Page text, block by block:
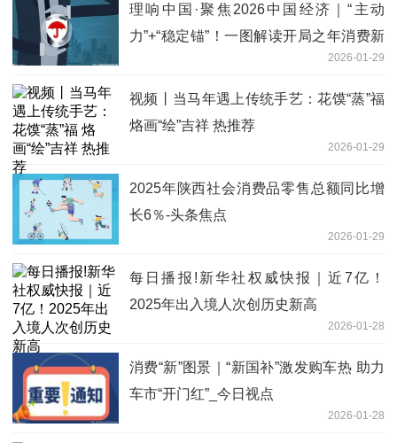
理响中国·聚焦2026中国经济｜“主动
力”+“稳定锚”！一图解读开局之年消费新
2026-01-29
视频丨当马年遇上传统手艺：花馍“蒸”福
烙画“绘”吉祥 热推荐
2026-01-29
2025年陕西社会消费品零售总额同比增
长6％-头条焦点
2026-01-29
每日播报!新华社权威快报｜近7亿！
2025年出入境人次创历史新高
2026-01-28
消费“新”图景｜“新国补”激发购车热 助力
车市“开门红”_今日视点
2026-01-28